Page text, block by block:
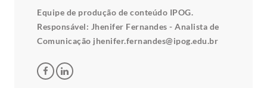
Equipe de produção de conteúdo IPOG.
Responsável: Jhenifer Fernandes - Analista de
Comunicação jhenifer.fernandes@ipog.edu.br